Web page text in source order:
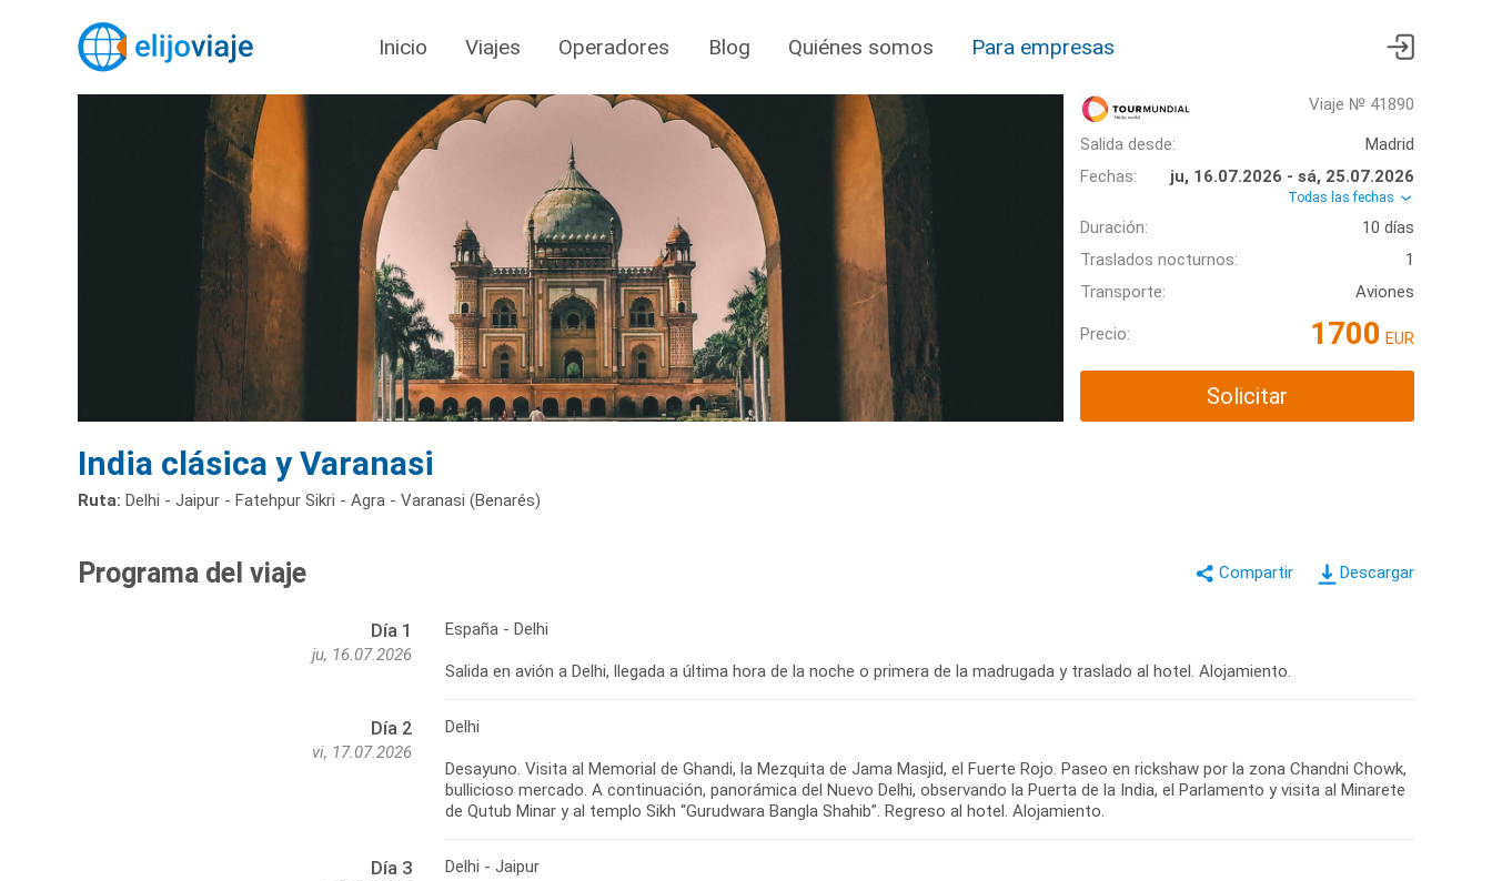
Inicio Viajes Operadores Blog Quiénes somos Para empresas
Viaje № 41890
Salida desde:
Madrid
Fechas:
ju, 16.07.2026 - sá, 25.07.2026
Todas las fechas
Duración:
10 días
Traslados nocturnos:
1
Transporte:
Aviones
Precio: 1700 EUR
Solicitar
India clásica y Varanasi
Ruta: Delhi - Jaipur - Fatehpur Sikri - Agra - Varanasi (Benarés)
Descargar
Programa del viaje
Día 1
ju, 16.07.2026
España - Delhi
Salida en avión a Delhi, llegada a última hora de la noche o primera de la madrugada y traslado al hotel. Alojamiento.
Día 2
vi, 17.07.2026
Delhi
Desayuno. Visita al Memorial de Ghandi, la Mezquita de Jama Masjid, el Fuerte Rojo. Paseo en rickshaw por la zona Chandni Chowk,
bullicioso mercado. A continuación, panorámica del Nuevo Delhi, observando la Puerta de la India, el Parlamento y visita al Minarete
de Qutub Minar y al templo Sikh “Gurudwara Bangla Shahib”. Regreso al hotel. Alojamiento.
Día 3 Delhi - Jaipur